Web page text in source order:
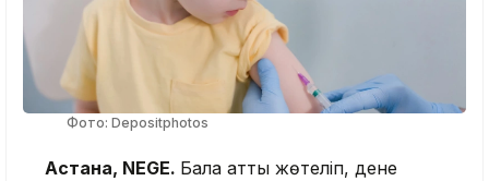
Фото: Depositphotos
Астана, NEGE. Бала қатты жөтеліп, дене